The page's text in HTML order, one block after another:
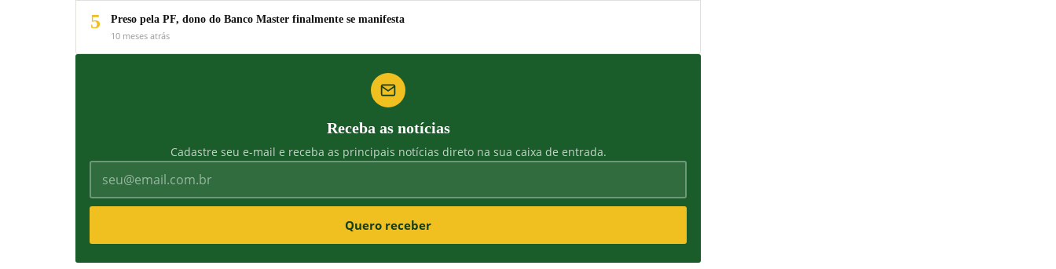
5
Preso pela PF, dono do Banco Master finalmente se manifesta
10 meses atrás
Receba as notícias
Cadastre seu e-mail e receba as principais notícias direto na sua caixa de entrada.
Quero receber